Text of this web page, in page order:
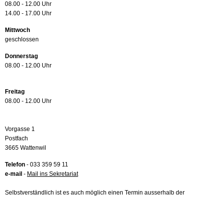
08.00 - 12.00 Uhr
14.00 - 17.00 Uhr
Mittwoch
geschlossen
Donnerstag
08.00 - 12.00 Uhr
Freitag
08.00 - 12.00 Uhr
Vorgasse 1
Postfach
3665 Wattenwil
Telefon - 033 359 59 11
e-mail - Mail ins Sekretariat
Selbstverständlich ist es auch möglich einen Termin ausserhalb der